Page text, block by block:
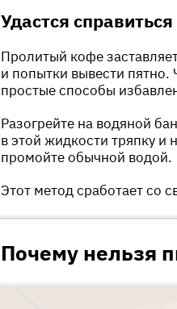
Удастся
Пролитый кофе
и попытки вывести пятно.
простые способы
Разогрейте на водяной
в этой жидкости тряпку и
промойте обычной водой.
Этот метод сработает со
Почему нельзя